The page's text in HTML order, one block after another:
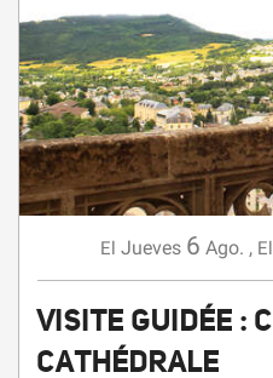
El Jueves 6 Ago. , El
VISITE GUIDÉE :
CATHÉDRALE